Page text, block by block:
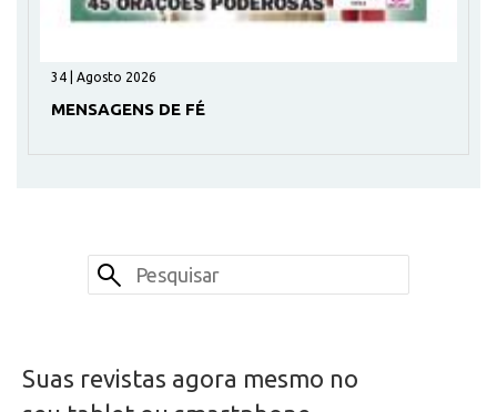
34 | Agosto 2026
MENSAGENS DE FÉ
Suas revistas agora mesmo no